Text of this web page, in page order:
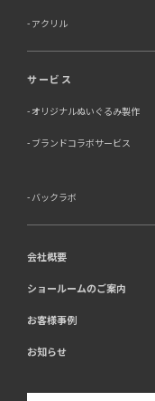
アクリル
サービス
オリジナルぬいぐるみ製作
ブランドコラボサービス
バックラボ
会社概要
ショールームのご案内
お客様事例
お知らせ